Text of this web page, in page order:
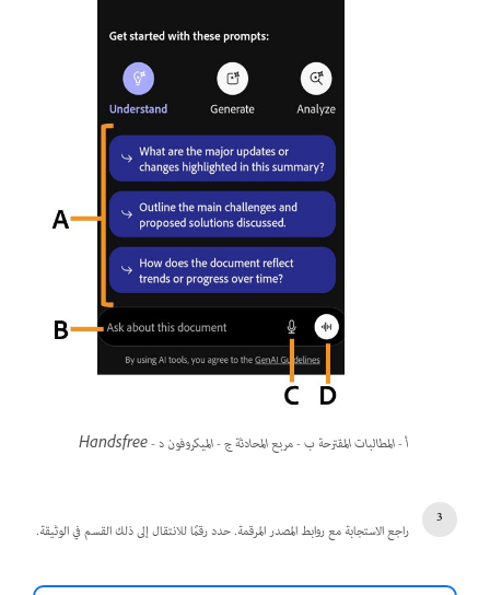
أ - المطالبات المقترحة ب - مربع المحادثة ج - الميكروفون د - Handsfree
راجع الاستجابة مع روابط المصدر المرقمة. حدد رقمًا للانتقال إلى ذلك القسم في الوثيقة.